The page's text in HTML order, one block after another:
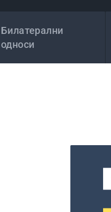
Билатерални
односи